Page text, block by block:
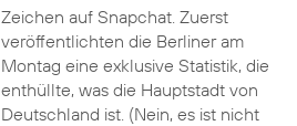
Zeichen auf Snapchat. Zuerst
veröffentlichten die Berliner am
Montag eine exklusive Statistik, die
enthüllte, was die Hauptstadt von
Deutschland ist. (Nein, es ist nicht